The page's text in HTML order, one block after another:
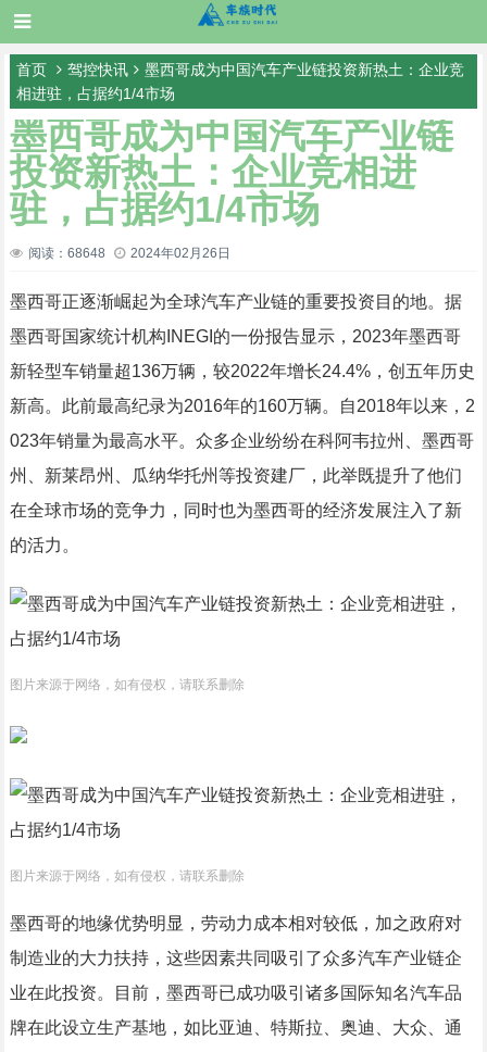
首页 驾控快讯
墨西哥成为中国汽车产业链投资新热土：企业竞
相进驻，占据约1/4市场
墨西哥成为中国汽车产业链
投资新热土：企业竞相进
驻，占据约1/4市场
阅读：68648 2024年02月26日
墨西哥正逐渐崛起为全球汽车产业链的重要投资目的地。据
墨西哥国家统计机构INEGI的一份报告显示，2023年墨西哥
新轻型车销量超136万辆，较2022年增长24.4%，创五年历史
新高。此前最高纪录为2016年的160万辆。自2018年以来，2
023年销量为最高水平。众多企业纷纷在科阿韦拉州、墨西哥
州、新莱昂州、瓜纳华托州等投资建厂，此举既提升了他们
在全球市场的竞争力，同时也为墨西哥的经济发展注入了新
的活力。
图片来源于网络，如有侵权，请联系删除
图片来源于网络，如有侵权，请联系删除
墨西哥的地缘优势明显，劳动力成本相对较低，加之政府对
制造业的大力扶持，这些因素共同吸引了众多汽车产业链企
业在此投资。目前，墨西哥已成功吸引诸多国际知名汽车品
牌在此设立生产基地，如比亚迪、特斯拉、奥迪、大众、通